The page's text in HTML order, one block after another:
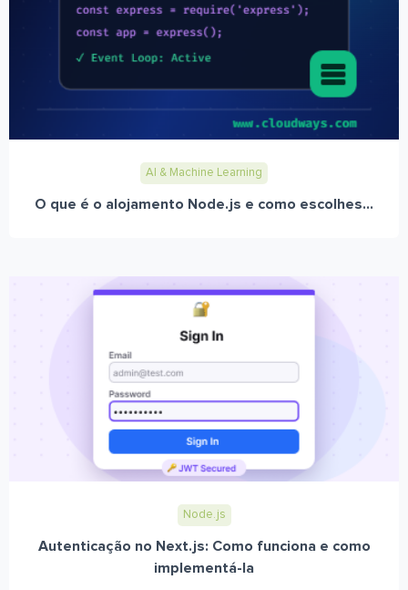
AI & Machine Learning
O que é o alojamento Node.js e como escolhes...
Node.js
Autenticação no Next.js: Como funciona e como
implementá-la